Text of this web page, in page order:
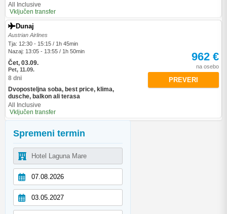
Spremeni termin
All Inclusive
Vključen transfer
Dunaj
Austrian Airlines
Tja: 12:30 - 15:15 / 1h 45min
Nazaj: 13:05 - 13:55 / 1h 50min
Čet, 03.09.
Pet, 11.09.
8 dni
Dvoposteljna soba, best price, klima,
dusche, balkon ali terasa
All Inclusive
Vključen transfer
962 €
na osebo
PREVERI